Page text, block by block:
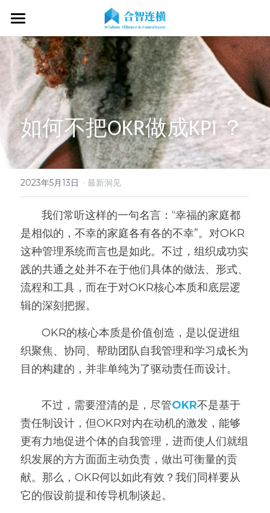
首页
关于我们
关于我们
OKR专家
战略伙伴
客户见证
专业服务
OKR服务体系
OKR系统落地陪跑
OKR战略解码
OKR工作坊/定制培训
OKR教练认证/训战
经营分析会
高质量复盘
OKR教练认证
了解COC
OKR证书查询
学习资源
专家视频
专业书籍
在线课程
最新洞见
新闻动态
搜索
现在预约
如何不把OKR做成KPI ？
2023年5月13日 · 最新洞见
是相似的，不幸的家庭各有各的不幸”。对OKR
这种管理系统而言也是如此。不过，组织成功实
践的共通之处并不在于他们具体的做法、形式、
流程和工具，而在于对OKR核心本质和底层逻
辑的深刻把握。
织聚焦、协同、帮助团队自我管理和学习成长为
目的构建的，并非单纯为了驱动责任而设计。
       不过，需要澄清的是，尽管
OKR不是基于
责任制设计，但OKR对内在动机的激发，能够
更有力地促进个体的自我管理，进而使人们就组
织发展的方方面面主动负责，做出可衡量的贡
献。那么，OKR何以如此有效？我们同样要从
它的假设前提和传导机制谈起。